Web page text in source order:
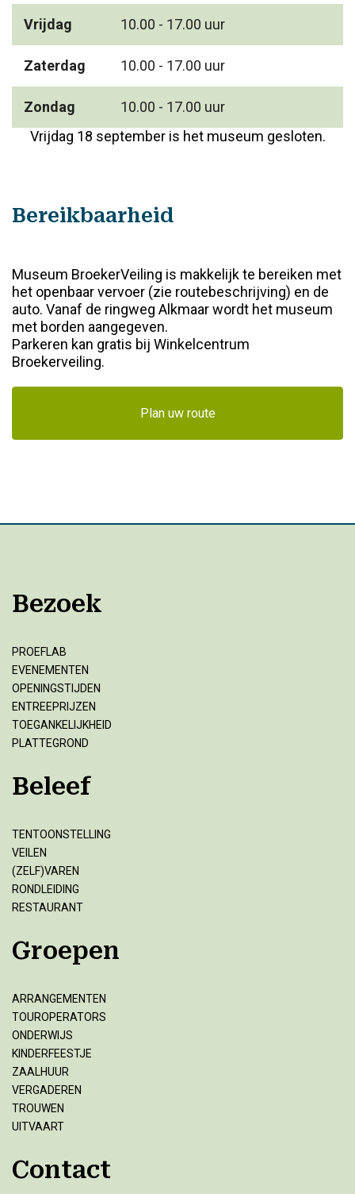
Vrijdag 10.00 - 17.00 uur
Zaterdag 10.00 - 17.00 uur
Zondag
10.00 - 17.00 uur
Vrijdag 18 september is het museum gesloten.
Bereikbaarheid
Museum BroekerVeiling is makkelijk te bereiken met
het openbaar vervoer (zie routebeschrijving) en de
auto. Vanaf de ringweg Alkmaar wordt het museum
met borden aangegeven.
Parkeren kan gratis bij Winkelcentrum
Broekerveiling.
Plan uw route
Bezoek
PROEFLAB
EVENEMENTEN
OPENINGSTIJDEN
ENTREEPRIJZEN
TOEGANKELIJKHEID
PLATTEGROND
Beleef
TENTOONSTELLING
VEILEN
(ZELF)VAREN
RONDLEIDING
RESTAURANT
Groepen
ARRANGEMENTEN
TOUROPERATORS
ONDERWIJS
KINDERFEESTJE
ZAALHUUR
VERGADEREN
TROUWEN
UITVAART
Contact